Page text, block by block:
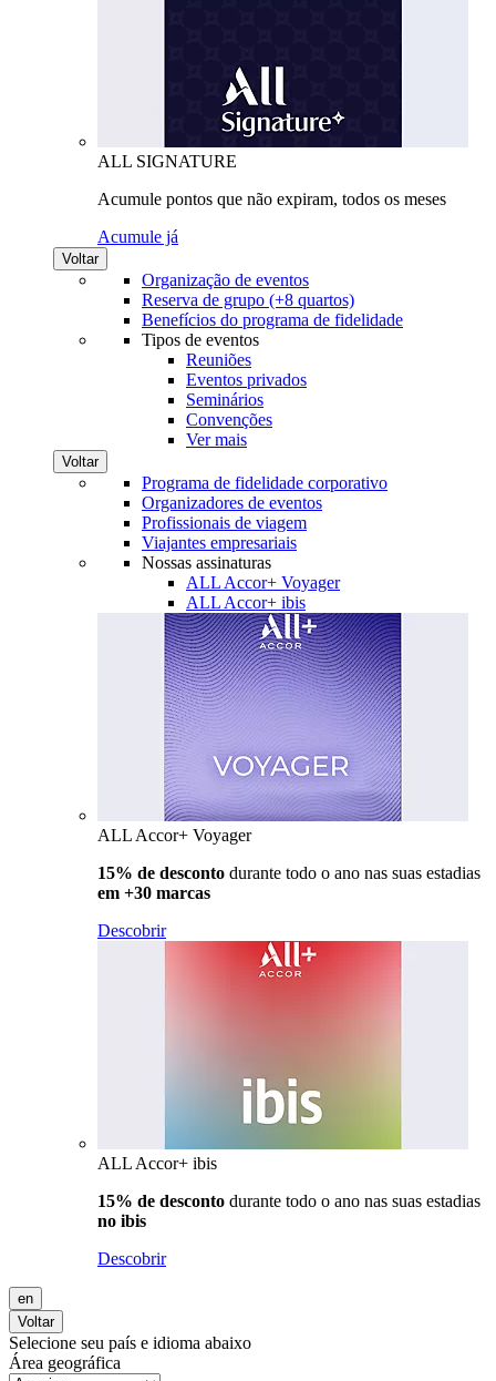
ALL SIGNATURE
Acumule pontos que não expiram, todos os meses
Acumule já
Voltar
Organização de eventos
Reserva de grupo (+8 quartos)
Benefícios do programa de fidelidade
Tipos de eventos
Reuniões
Eventos privados
Seminários
Convenções
Ver mais
Voltar
Programa de fidelidade corporativo
Organizadores de eventos
Profissionais de viagem
Viajantes empresariais
Nossas assinaturas
ALL Accor+ Voyager
ALL Accor+ ibis
ALL Accor+ Voyager
15% de desconto durante todo o ano nas suas estadias
em +30 marcas
Descobrir
ALL Accor+ ibis
15% de desconto durante todo o ano nas suas estadias
no ibis
Descobrir
en
Voltar
Selecione seu país e idioma abaixo
Área geográfica